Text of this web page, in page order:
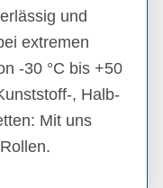
und
extremen
-30 °C bis +50
, Halb-
Mit uns